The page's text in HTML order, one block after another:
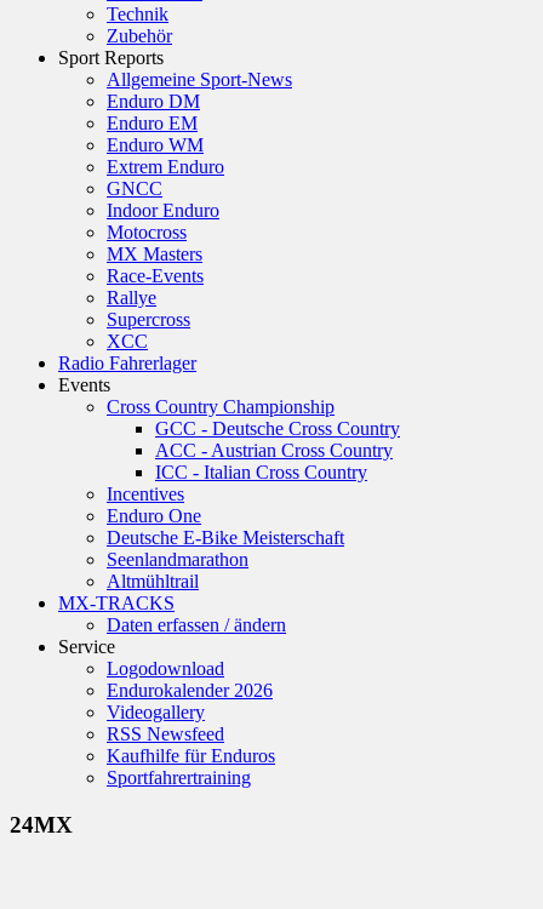
Technik
Zubehör
Sport Reports
Allgemeine Sport-News
Enduro DM
Enduro EM
Enduro WM
Extrem Enduro
GNCC
Indoor Enduro
Motocross
MX Masters
Race-Events
Rallye
Supercross
XCC
Radio Fahrerlager
Events
Cross Country Championship
GCC - Deutsche Cross Country
ACC - Austrian Cross Country
ICC - Italian Cross Country
Incentives
Enduro One
Deutsche E-Bike Meisterschaft
Seenlandmarathon
Altmühltrail
MX-TRACKS
Daten erfassen / ändern
Service
Logodownload
Endurokalender 2026
Videogallery
RSS Newsfeed
Kaufhilfe für Enduros
Sportfahrertraining
24MX